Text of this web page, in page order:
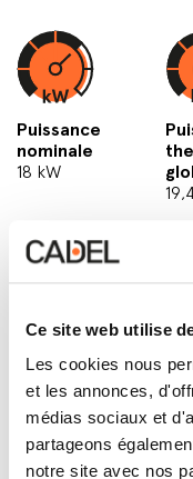
Ce site web utilise
Les cookies nous
et les annonces,
médias sociaux et
partageons
notre site avec nos
Puissance
nominale
18 kW